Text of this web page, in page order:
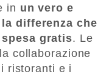
in un vero e
differenza che
gratis. Le
collaborazione
ristoranti e i